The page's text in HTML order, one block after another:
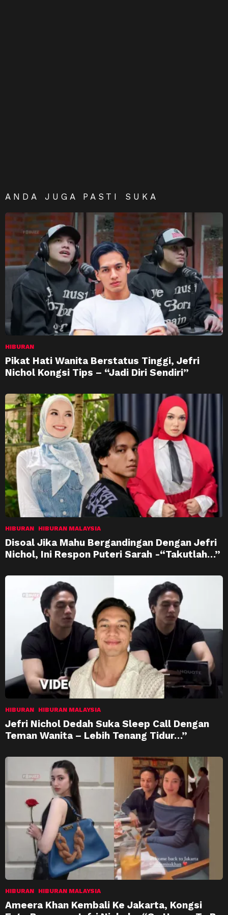
ANDA JUGA PASTI SUKA
HIBURAN
Pikat Hati Wanita Berstatus Tinggi, Jefri
Nichol Kongsi Tips – “Jadi Diri Sendiri”
HIBURAN HIBURAN MALAYSIA
Disoal Jika Mahu Bergandingan Dengan Jefri
Nichol, Ini Respon Puteri Sarah -“Takutlah…”
HIBURAN HIBURAN MALAYSIA
Jefri Nichol Dedah Suka Sleep Call Dengan
Teman Wanita – Lebih Tenang Tidur…”
HIBURAN HIBURAN MALAYSIA
Ameera Khan Kembali Ke Jakarta, Kongsi